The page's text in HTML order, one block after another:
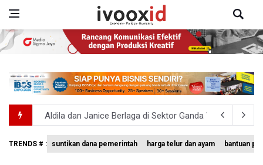
Aldila dan Janice Berlaga di Sektor Ganda WTA 1000
Ramai di Media Sosial Soal Rehat Waktu 48 Jam
TRENDS # : suntikan dana pemerintah harga telur dan ayam bantuan